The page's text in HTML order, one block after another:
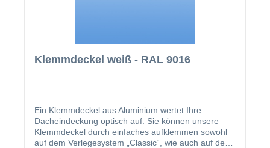
Klemmdeckel weiß - RAL 9016
Ein Klemmdeckel aus Aluminium wertet Ihre
Dacheindeckung optisch auf. Sie können unsere
Klemmdeckel durch einfaches aufklemmen sowohl
auf dem Verlegesystem „Classic“, wie auch auf dem